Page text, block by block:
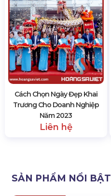
Cách Chọn Ngày Đẹp Khai
Trương Cho Doanh Nghiệp
Năm 2023
Liên hệ
SẢN PHẨM NỔI BẬT